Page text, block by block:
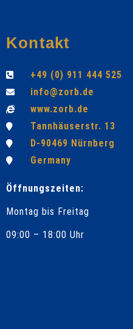
Kontakt
+49 (0) 911 444 525
info@zorb.de
www.zorb.de
Tannhäuserstr. 13
D-90469 Nürnberg
Germany
Öffnungszeiten:
Montag bis Freitag
09:00 – 18:00 Uhr